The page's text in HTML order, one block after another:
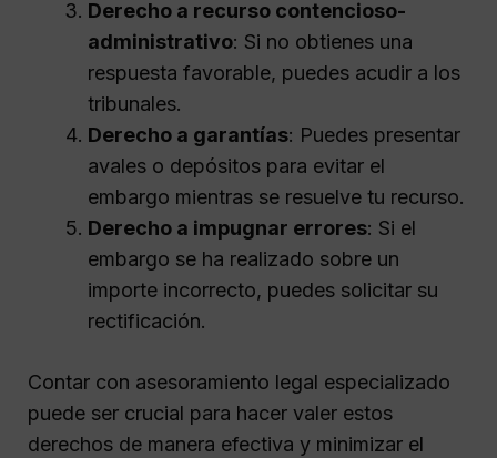
Derecho a recurso contencioso-
administrativo: Si no obtienes una
respuesta favorable, puedes acudir a los
tribunales.
Derecho a garantías: Puedes presentar
avales o depósitos para evitar el
embargo mientras se resuelve tu recurso.
Derecho a impugnar errores: Si el
embargo se ha realizado sobre un
importe incorrecto, puedes solicitar su
rectificación.
Contar con asesoramiento legal especializado
puede ser crucial para hacer valer estos
derechos de manera efectiva y minimizar el